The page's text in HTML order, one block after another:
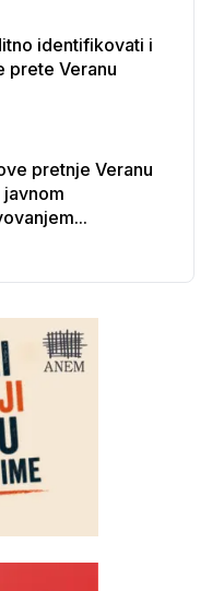
identifikovati i
prete Veranu
pretnje Veranu